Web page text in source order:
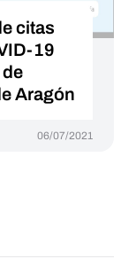
citas
19
Aragón
06/07/2021